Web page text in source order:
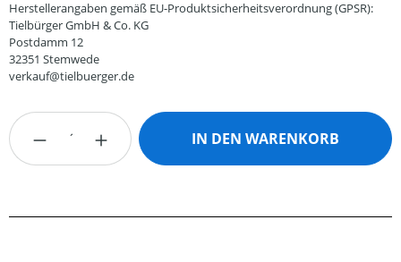
Herstellerangaben gemäß EU-Produktsicherheitsverordnung (GPSR):
Tielbürger GmbH & Co. KG
Postdamm 12
32351 Stemwede
verkauf@tielbuerger.de
Produkt Anzahl: Gib den gewünschten
IN DEN WARENKORB